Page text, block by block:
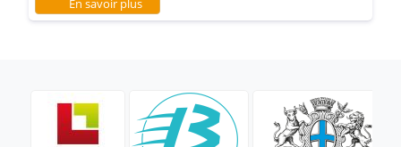
En savoir plus